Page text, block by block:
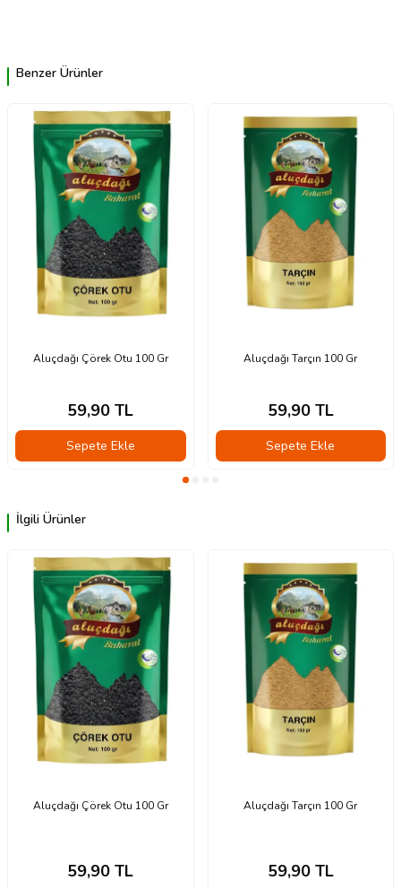
Benzer Ürünler
Aluçdağı Çörek Otu 100 Gr
59,90 TL
Sepete Ekle
Aluçdağı Tarçın 100 Gr
59,90TL
Sepete Ekle
İlgili Ürünler
Aluçdağı Çörek Otu 100 Gr
59,90 TL
Aluçdağı Tarçın 100 Gr
59,90TL